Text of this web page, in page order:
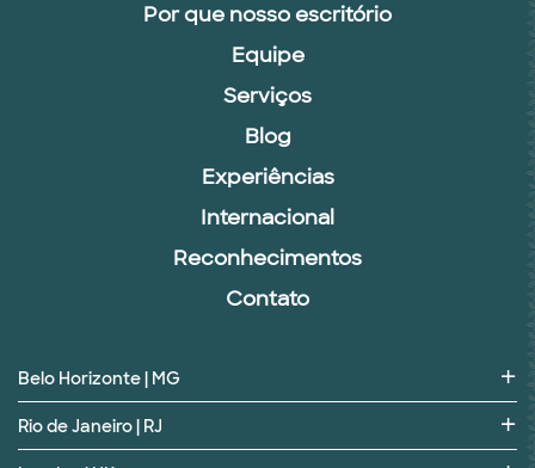
Por que nosso escritório
Equipe
Serviços
Blog
Experiências
Internacional
Reconhecimentos
Contato
Belo Horizonte | MG
Rio de Janeiro | RJ